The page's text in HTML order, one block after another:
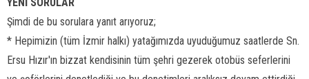
Şimdi de bu sorulara yanıt arıyoruz;
* Hepimizin (tüm İzmir halkı) yatağımızda uyuduğumuz saatlerde Sn.
Ersu Hızır'ın bizzat kendisinin tüm şehri gezerek otobüs seferlerini